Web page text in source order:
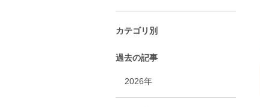
カテゴリ別
過去の記事
2026年